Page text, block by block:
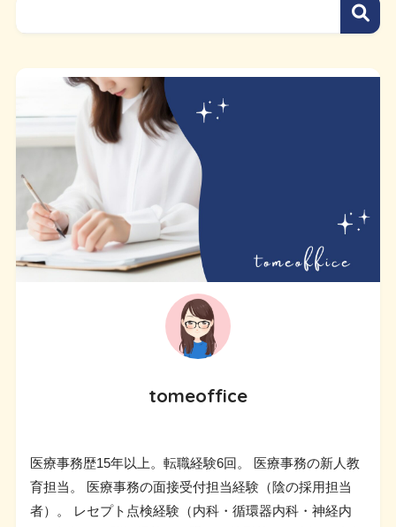
tomeoffice
医療事務歴15年以上。転職経験6回。 医療事務の新人教
育担当。 医療事務の面接受付担当経験（陰の採用担当
者）。 レセプト点検経験（内科・循環器内科・神経内